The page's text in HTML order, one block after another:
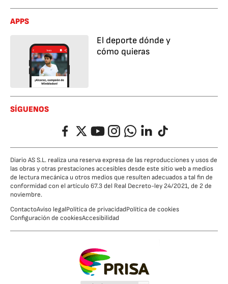
APPS
El deporte dónde y
cómo quieras
SÍGUENOS
FacebookTwitterYouTubeInstagramWhatsappLinkedIn
TikTok
Diario AS S.L. realiza una reserva expresa de las reproducciones y usos de
las obras y otras prestaciones accesibles desde este sitio web a medios
de lectura mecánica u otros medios que resulten adecuados a tal fin de
conformidad con el artículo 67.3 del Real Decreto-ley 24/2021, de 2 de
noviembre.
ContactoAviso legalPolítica de privacidadPolítica de cookies
Configuración de cookiesAccesibilidad